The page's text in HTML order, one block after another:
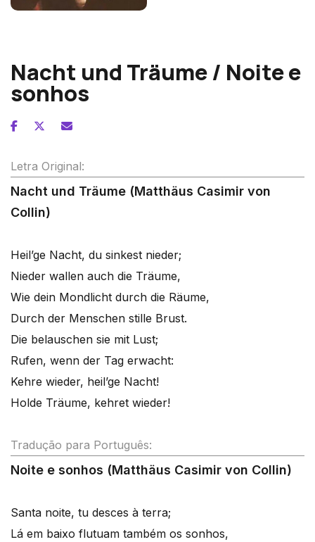
Nacht und Träume / Noite e
sonhos
Letra Original:
Nacht und Träume (Matthäus Casimir von
Collin)
Heil’ge Nacht, du sinkest nieder;
Nieder wallen auch die Träume,
Wie dein Mondlicht durch die Räume,
Durch der Menschen stille Brust.
Die belauschen sie mit Lust;
Rufen, wenn der Tag erwacht:
Kehre wieder, heil’ge Nacht!
Holde Träume, kehret wieder!
Tradução para Português:
Noite e sonhos (Matthäus Casimir von Collin)
Santa noite, tu desces à terra;
Lá em baixo flutuam também os sonhos,